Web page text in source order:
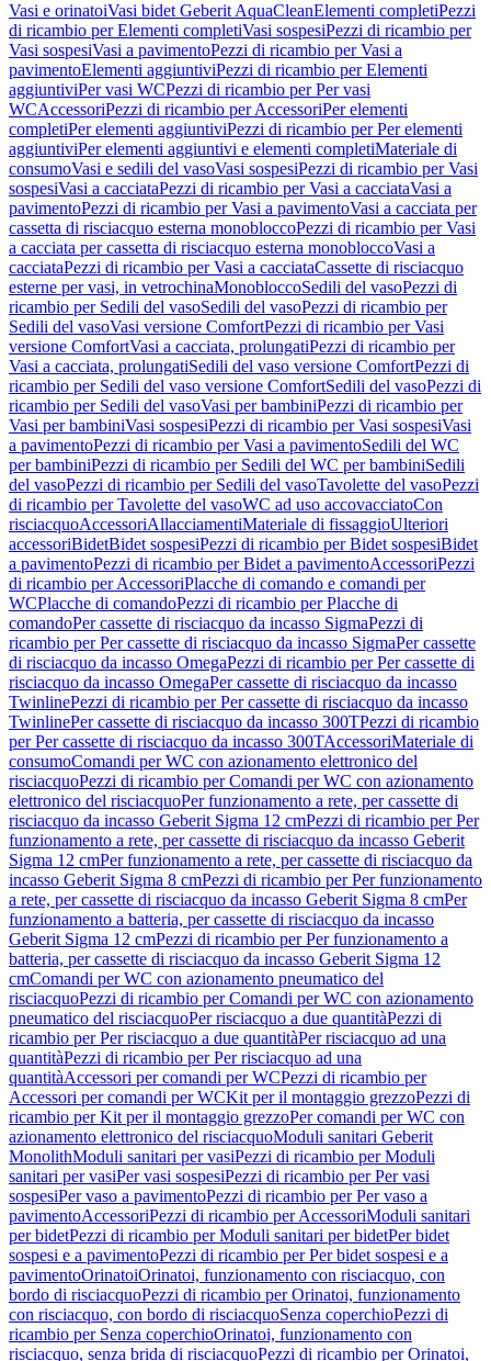
Vasi e orinatoiVasi bidet Geberit AquaCleanElementi completiPezzi
di ricambio per Elementi completiVasi sospesiPezzi di ricambio per
Vasi sospesiVasi a pavimentoPezzi di ricambio per Vasi a
pavimentoElementi aggiuntiviPezzi di ricambio per Elementi
aggiuntiviPer vasi WCPezzi di ricambio per Per vasi
WCAccessoriPezzi di ricambio per AccessoriPer elementi
completiPer elementi aggiuntiviPezzi di ricambio per Per elementi
aggiuntiviPer elementi aggiuntivi e elementi completiMateriale di
consumoVasi e sedili del vasoVasi sospesiPezzi di ricambio per Vasi
sospesiVasi a cacciataPezzi di ricambio per Vasi a cacciataVasi a
pavimentoPezzi di ricambio per Vasi a pavimentoVasi a cacciata per
cassetta di risciacquo esterna monobloccoPezzi di ricambio per Vasi
a cacciata per cassetta di risciacquo esterna monobloccoVasi a
cacciataPezzi di ricambio per Vasi a cacciataCassette di risciacquo
esterne per vasi, in vetrochinaMonobloccoSedili del vasoPezzi di
ricambio per Sedili del vasoSedili del vasoPezzi di ricambio per
Sedili del vasoVasi versione ComfortPezzi di ricambio per Vasi
versione ComfortVasi a cacciata, prolungatiPezzi di ricambio per
Vasi a cacciata, prolungatiSedili del vaso versione ComfortPezzi di
ricambio per Sedili del vaso versione ComfortSedili del vasoPezzi di
ricambio per Sedili del vasoVasi per bambiniPezzi di ricambio per
Vasi per bambiniVasi sospesiPezzi di ricambio per Vasi sospesiVasi
a pavimentoPezzi di ricambio per Vasi a pavimentoSedili del WC
per bambiniPezzi di ricambio per Sedili del WC per bambiniSedili
del vasoPezzi di ricambio per Sedili del vasoTavolette del vasoPezzi
di ricambio per Tavolette del vasoWC ad uso accovacciatoCon
risciacquoAccessoriAllacciamentiMateriale di fissaggioUlteriori
accessoriBidetBidet sospesiPezzi di ricambio per Bidet sospesiBidet
a pavimentoPezzi di ricambio per Bidet a pavimentoAccessoriPezzi
di ricambio per AccessoriPlacche di comando e comandi per
WCPlacche di comandoPezzi di ricambio per Placche di
comandoPer cassette di risciacquo da incasso SigmaPezzi di
ricambio per Per cassette di risciacquo da incasso SigmaPer cassette
di risciacquo da incasso OmegaPezzi di ricambio per Per cassette di
risciacquo da incasso OmegaPer cassette di risciacquo da incasso
TwinlinePezzi di ricambio per Per cassette di risciacquo da incasso
TwinlinePer cassette di risciacquo da incasso 300TPezzi di ricambio
per Per cassette di risciacquo da incasso 300TAccessoriMateriale di
consumoComandi per WC con azionamento elettronico del
risciacquoPezzi di ricambio per Comandi per WC con azionamento
elettronico del risciacquoPer funzionamento a rete, per cassette di
risciacquo da incasso Geberit Sigma 12 cmPezzi di ricambio per Per
funzionamento a rete, per cassette di risciacquo da incasso Geberit
Sigma 12 cmPer funzionamento a rete, per cassette di risciacquo da
incasso Geberit Sigma 8 cmPezzi di ricambio per Per funzionamento
a rete, per cassette di risciacquo da incasso Geberit Sigma 8 cmPer
funzionamento a batteria, per cassette di risciacquo da incasso
Geberit Sigma 12 cmPezzi di ricambio per Per funzionamento a
batteria, per cassette di risciacquo da incasso Geberit Sigma 12
cmComandi per WC con azionamento pneumatico del
risciacquoPezzi di ricambio per Comandi per WC con azionamento
pneumatico del risciacquoPer risciacquo a due quantitàPezzi di
ricambio per Per risciacquo a due quantitàPer risciacquo ad una
quantitàPezzi di ricambio per Per risciacquo ad una
quantitàAccessori per comandi per WCPezzi di ricambio per
Accessori per comandi per WCKit per il montaggio grezzoPezzi di
ricambio per Kit per il montaggio grezzoPer comandi per WC con
azionamento elettronico del risciacquoModuli sanitari Geberit
MonolithModuli sanitari per vasiPezzi di ricambio per Moduli
sanitari per vasiPer vasi sospesiPezzi di ricambio per Per vasi
sospesiPer vaso a pavimentoPezzi di ricambio per Per vaso a
pavimentoAccessoriPezzi di ricambio per AccessoriModuli sanitari
per bidetPezzi di ricambio per Moduli sanitari per bidetPer bidet
sospesi e a pavimentoPezzi di ricambio per Per bidet sospesi e a
pavimentoOrinatoiOrinatoi, funzionamento con risciacquo, con
bordo di risciacquoPezzi di ricambio per Orinatoi, funzionamento
con risciacquo, con bordo di risciacquoSenza coperchioPezzi di
ricambio per Senza coperchioOrinatoi, funzionamento con
risciacquo, senza brida di risciacquoPezzi di ricambio per Orinatoi,